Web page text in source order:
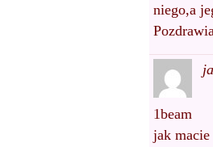
niego,a
1beam
jak